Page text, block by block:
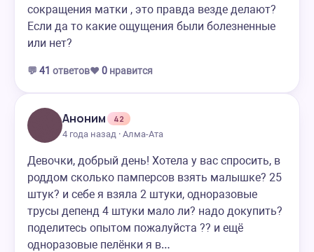
сокращения матки , это правда везде делают?
Если да то какие ощущения были болезненные
или нет?
💬 41 ответов❤️ 0 нравится
Аноним
42
4 года назад · Алма-Ата
Девочки, добрый день! Хотела у вас спросить, в
роддом сколько памперсов взять малышке? 25
штук? и себе я взяла 2 штуки, одноразовые
трусы депенд 4 штуки мало ли? надо докупить?
поделитесь опытом пожалуйста ?? и ещё
одноразовые пелёнки я в…